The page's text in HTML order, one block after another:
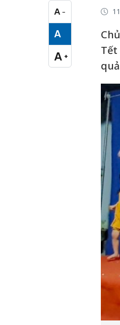
A −
Cỡ chữ nhỏ
A
Cỡ chữ vừa
A +
Cỡ chữ lớn